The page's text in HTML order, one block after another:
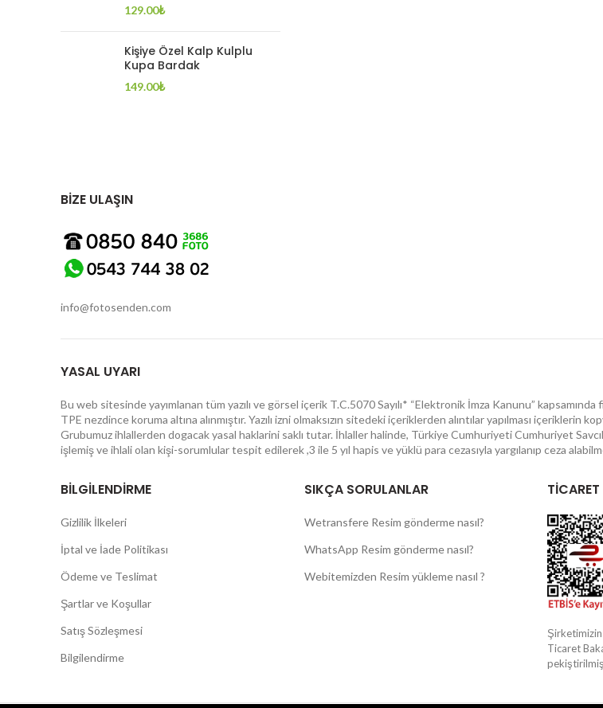
129.00₺
Kişiye Özel Kalp Kulplu
Kupa Bardak
149.00₺
BİZE ULAŞIN
info@fotosenden.com
YASAL UYARI
Bu web sitesinde yayımlanan tüm yazılı ve görsel içerik T.C.5070 Sayılı* “Elektronik İmza Kanunu”
TPE nezdince koruma altına alınmıştır. Yazılı izni olmaksızın sitedeki içeriklerden alıntılar yapılması içeriklerin
Grubumuz ihlallerden dogacak yasal haklarini saklı tutar. İhlaller halinde, Türkiye Cumhuriyeti Cumhuriyet
işlemiş ve ihlali olan kişi-sorumlular tespit edilerek ,3 ile 5 yıl hapis ve yüklü para cezasıyla yargılanıp ceza
BİLGİLENDİRME
Gizlilik İlkeleri
İptal ve İade Politikası
Ödeme ve Teslimat
Şartlar ve Koşullar
Satış Sözleşmesi
Bilgilendirme
SIKÇA SORULANLAR
Wetransfere Resim gönderme nasıl?
WhatsApp Resim gönderme nasıl?
Webitemizden Resim yükleme nasıl ?
Ticaret